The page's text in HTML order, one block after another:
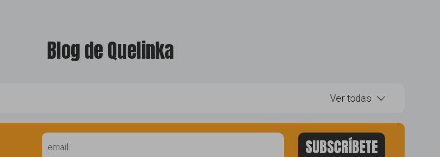
Blog de Quelinka
Ver todas
web diseño facebook herramientas
publicidad branding